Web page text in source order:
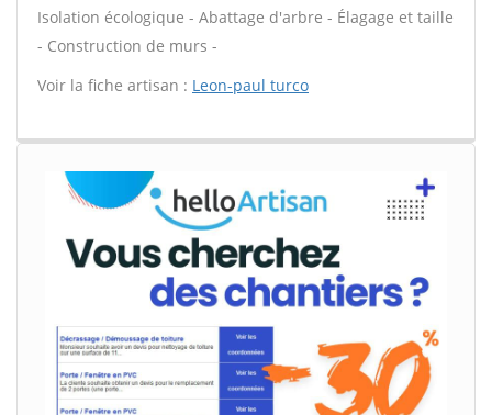
Isolation écologique - Abattage d'arbre - Élagage et taille
- Construction de murs -
Voir la fiche artisan : Leon-paul turco